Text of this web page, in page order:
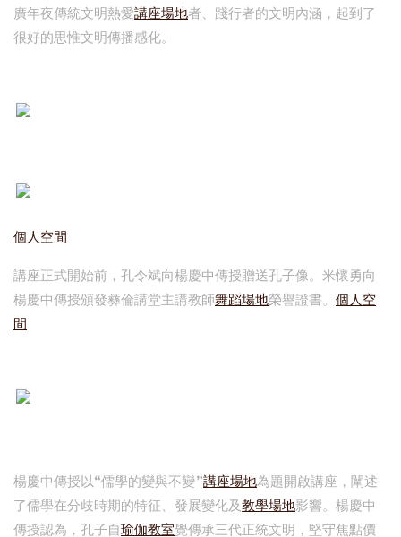
廣年夜傳統文明熱愛講座場地者、踐行者的文明內涵，起到了
很好的思惟文明傳播感化。
個人空間
講座正式開始前，孔令斌向楊慶中傳授贈送孔子像。米懷勇向
楊慶中傳授頒發彝倫講堂主講教師舞蹈場地榮譽證書。 個人空
間
楊慶中傳授以“儒學的變與不變”講座場地為題開啟講座，闡述
了儒學在分歧時期的特征、發展變化及教學場地影響。楊慶中
傳授認為，孔子自瑜伽教室覺傳承三代正統文明，堅守焦點價